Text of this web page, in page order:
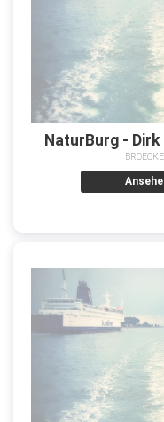
NaturBurg -
BROECKEL